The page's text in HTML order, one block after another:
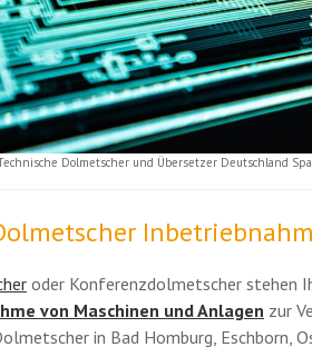
Dolmetscher und Übersetzer Deutschland
oder Konferenzdolmetscher stehen
von Maschinen und Anlagen zur
in Bad Homburg, Eschborn,